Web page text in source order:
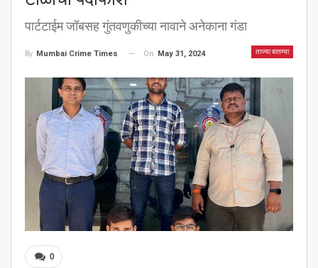
पार्टटाईम जॉबसह गुंतवणुकीच्या नावाने अनेकाना गंडा
ताज्या बातम्या
By Mumbai Crime Times On May 31, 2024
0